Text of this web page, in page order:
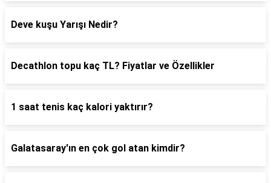
Deve kuşu Yarışı Nedir?
Decathlon topu kaç TL? Fiyatlar ve Özellikler
1 saat tenis kaç kalori yaktırır?
Galatasaray'ın en çok gol atan kimdir?